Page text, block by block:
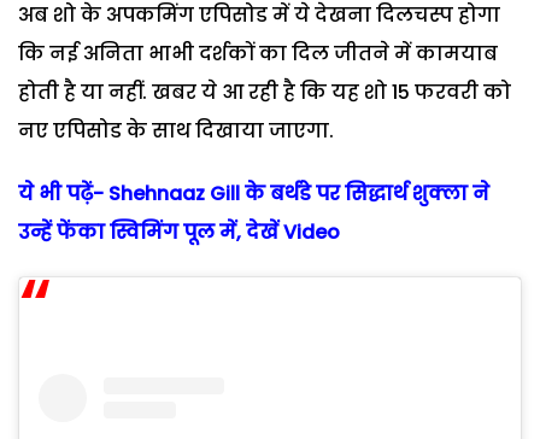
अब शो के अपकमिंग एपिसोड में ये देखना दिलचस्प होगा
कि नई अनिता भाभी दर्शकों का दिल जीतने में कामयाब
होती है या नहीं. खबर ये आ रही है कि यह शो 15 फरवरी को
नए एपिसोड के साथ दिखाया जाएगा.
ये भी पढ़ें- Shehnaaz Gill के बर्थडे पर सिद्धार्थ शुक्ला ने
उन्हें फेंका स्विमिंग पूल में, देखें Video